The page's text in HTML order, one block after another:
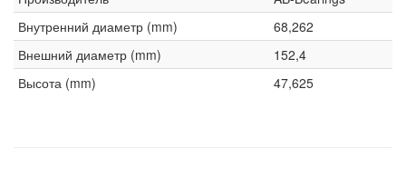
Внутренний диаметр (mm)
68,262
Внешний диаметр (mm)
152,4
Высота (mm)
47,625